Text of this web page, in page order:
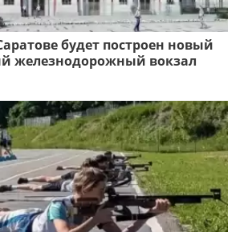
будет построен новый
железнодорожный вокзал